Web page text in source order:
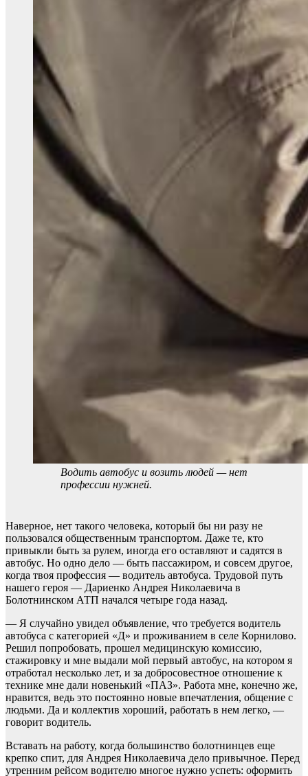
Водить автобус и возить людей — нет
профессии нужней.
Наверное, нет такого человека, который бы ни разу не
пользовался общественным транспортом. Даже те, кто
привыкли быть за рулем, иногда его оставляют и садятся в
автобус. Но одно дело — быть пассажиром, и совсем другое,
когда твоя профессия — водитель автобуса. Трудовой путь
нашего героя — Дариенко Андрея Николаевича в
Болотнинском АТП начался четыре года назад.
— Я случайно увидел объявление, что требуется водитель
автобуса с категорией «Д» и проживанием в селе Корнилово.
Решил попробовать, прошел медицинскую комиссию,
стажировку и мне выдали мой первый автобус, на котором я
отработал несколько лет, и за добросовестное отношение к
технике мне дали новенький «ПАЗ». Работа мне, конечно же,
нравится, ведь это постоянно новые впечатления, общение с
людьми. Да и коллектив хороший, работать в нем легко, —
говорит водитель.
Вставать на работу, когда большинство болотнинцев еще
крепко спит, для Андрея Николаевича дело привычное. Перед
утренним рейсом водителю многое нужно успеть: оформить